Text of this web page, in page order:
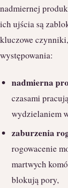
nadmiernej
ich ujścia są
kluczowe
występowania:
nadmierna
czasami
wydzielaniem
zaburzenia
rogowacenie
martwych
blokują pory,